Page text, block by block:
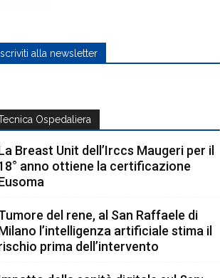
Iscriviti alla newsletter
Ospedaliera
Breast Unit dell’Irccs Maugeri per il
anno ottiene la certificazione
del rene, al San Raffaele di
l’intelligenza artificiale stima il
prima dell’intervento